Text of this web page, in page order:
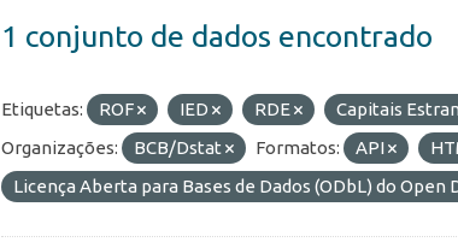
1 conjunto de dados encontrado
Etiquetas: ROF IED RDE
Capitais
Organizações:
BCB/Dstat Formatos: API
Licença Aberta para Bases de Dados (ODbL) do Open